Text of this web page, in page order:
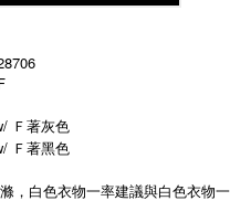
Ｆ著灰色
Ｆ著黑色
白色衣物一率建議與白色衣物一